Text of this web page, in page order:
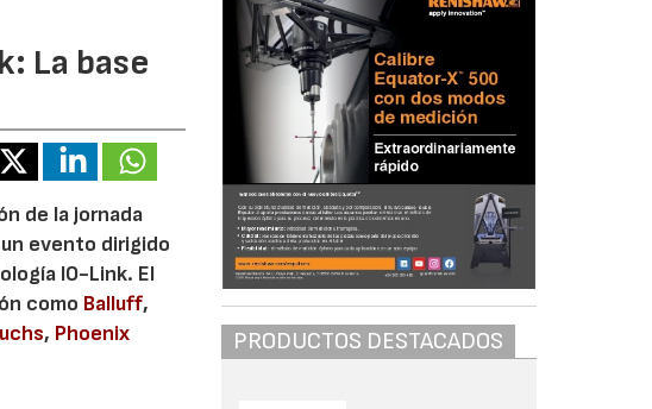
La base
de la jornada
evento dirigido
IO-Link. El
como Balluff,
, Phoenix
PRODUCTOS DESTACADOS